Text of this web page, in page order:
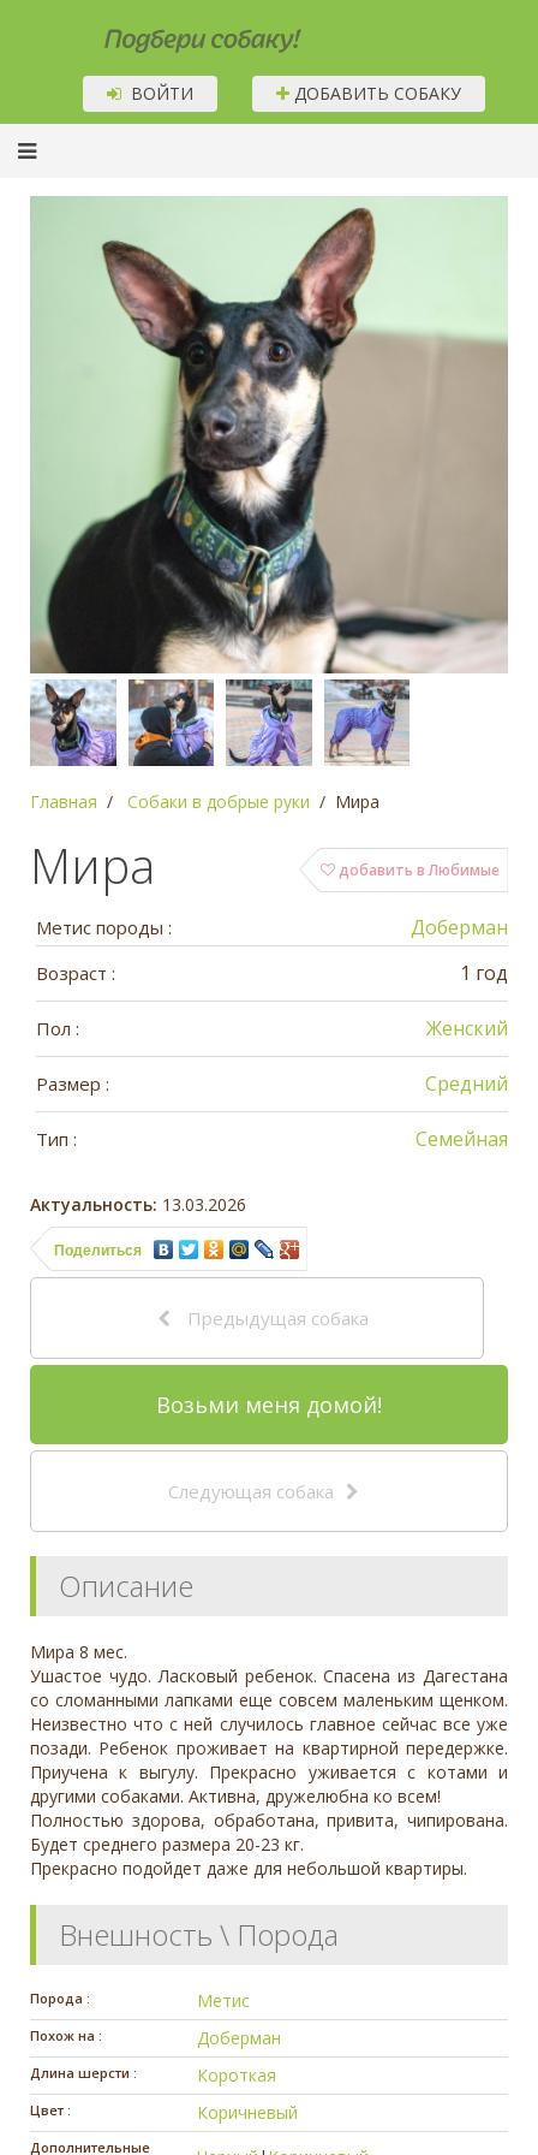
Подбери собаку!
ВОЙТИ ДОБАВИТЬ СОБАКУ
Главная Собаки в добрые руки Мира
добавить в Любимые
Мира
Метис породы : Доберман
Возраст : 1 год
Пол : Женский
Размер : Средний
Тип : Семейная
Актуальность: 13.03.2026
Поделиться
Предыдущая собака
Возьми меня домой!
Следующая собака
Описание
Мира 8 мес.
Ушастое чудо. Ласковый ребенок. Спасена из Дагестана
со сломанными лапками еще совсем маленьким щенком.
Неизвестно что с ней случилось главное сейчас все уже
позади. Ребенок проживает на квартирной передержке.
Приучена к выгулу. Прекрасно уживается с котами и
другими собаками. Активна, дружелюбна ко всем!
Полностью здорова, обработана, привита, чипирована.
Будет среднего размера 20-23 кг.
Прекрасно подойдет даже для небольшой квартиры.
Внешность \ Порода
Порода : Метис
Похож на : Доберман
Длина шерсти : Короткая
Цвет : Коричневый
Дополнительные